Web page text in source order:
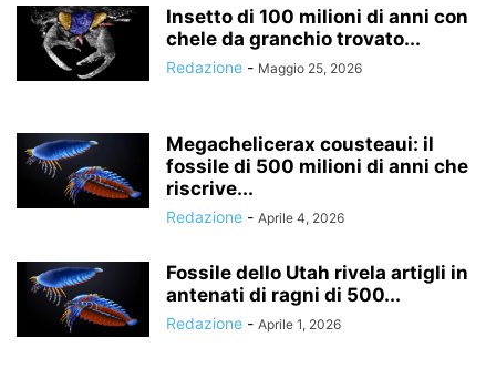
Insetto di 100 milioni di anni con
chele da granchio trovato...
Redazione - Maggio 25, 2026
Megachelicerax cousteaui: il
fossile di 500 milioni di anni che
riscrive...
Redazione - Aprile 4, 2026
Fossile dello Utah rivela artigli in
antenati di ragni di 500...
Redazione - Aprile 1, 2026